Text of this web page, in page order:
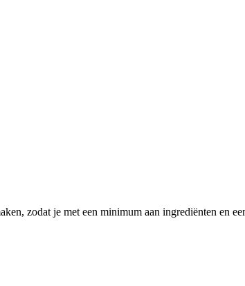
zodat je met een minimum aan ingrediënten en